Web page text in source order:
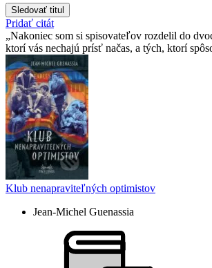
Sledovať titul
Pridať citát
Nakoniec som si spisovateľov rozdelil do
ktorí vás nechajú prísť načas, a tých, ktorí
Klub nenapraviteľných optimistov
Jean-Michel Guenassia